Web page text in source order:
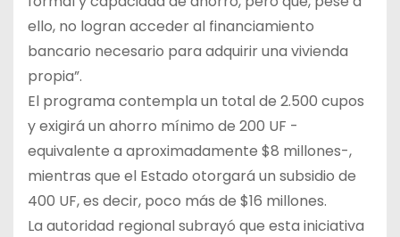
ello, no logran acceder al financiamiento
bancario necesario para adquirir una vivienda
propia”.
El programa contempla un total de 2.500 cupos
y exigirá un ahorro mínimo de 200 UF -
equivalente a aproximadamente $8 millones-,
mientras que el Estado otorgará un subsidio de
400 UF, es decir, poco más de $16 millones.
La autoridad regional subrayó que esta iniciativa